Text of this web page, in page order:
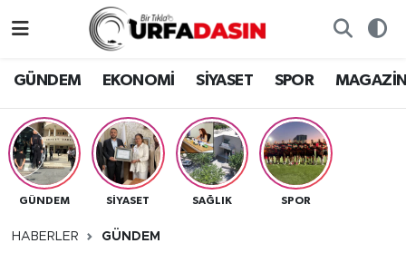
GÜNDEM EKONOMİ SİYASET SPOR
GÜNDEM SİYASET SAĞLIK SPOR
HABERLER GÜNDEM
EKONOMİ
SİYASET
SPOR
Gizlilik ve Güvenlik Politikası
İletişim
Nöbetçi Eczaneler
Hava Durumu
Namaz Vakitleri
Trafik Durumu